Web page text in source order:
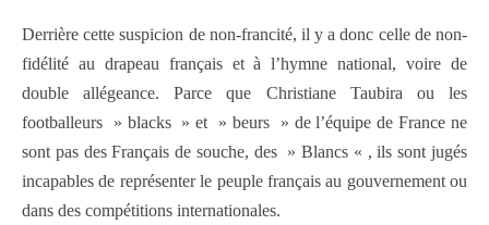
Derrière cette suspicion de non-francité, il y a donc celle de non-
fidélité au drapeau français et à l’hymne national, voire de
double allégeance. Parce que Christiane Taubira ou les
footballeurs » blacks » et » beurs » de l’équipe de France ne
sont pas des Français de souche, des » Blancs « , ils sont jugés
incapables de représenter le peuple français au gouvernement ou
dans des compétitions internationales.